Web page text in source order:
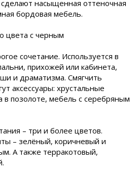
насыщенная оттеночная
бордовая мебель.
цвета с черным
сочетание. Используется в
прихожей или кабинета,
и драматизма. Смягчить
аксессуары: хрустальные
в позолоте, мебель с серебряным
– три и более цветов.
– зелёный, коричневый и
А также терракотовый,